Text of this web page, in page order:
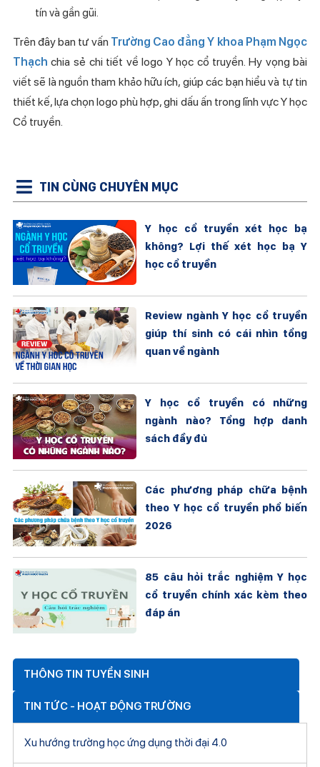
tín và gần gũi.
Trên đây ban tư vấn Trường Cao đẳng Y khoa Phạm Ngọc
Thạch chia sẻ chi tiết về logo Y học cổ truyền. Hy vọng bài
viết sẽ là nguồn tham khảo hữu ích, giúp các bạn hiểu và tự tin
thiết kế, lựa chọn logo phù hợp, ghi dấu ấn trong lĩnh vực Y học
Cổ truyền.
TIN CÙNG CHUYÊN MỤC
Y học cổ truyền xét học bạ
không? Lợi thế xét học bạ Y
học cổ truyền
Review ngành Y học cổ truyền
giúp thí sinh có cái nhìn tổng
quan về ngành
Y học cổ truyền có những
ngành nào? Tổng hợp danh
sách đầy đủ
Các phương pháp chữa bệnh
theo Y học cổ truyền phổ biến
2026
85 câu hỏi trắc nghiệm Y học
cổ truyền chính xác kèm theo
đáp án
THÔNG TIN TUYỂN SINH
TIN TỨC - HOẠT ĐỘNG TRƯỜNG
Xu hướng trường học ứng dụng thời đại 4.0